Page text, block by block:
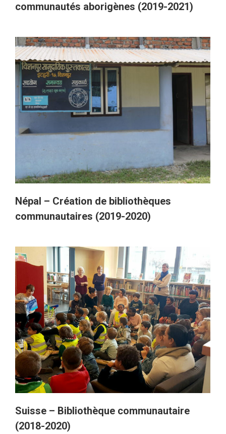
communautés aborigènes (2019-2021)
Népal – Création de bibliothèques
communautaires (2019-2020)
Suisse – Bibliothèque communautaire
(2018-2020)